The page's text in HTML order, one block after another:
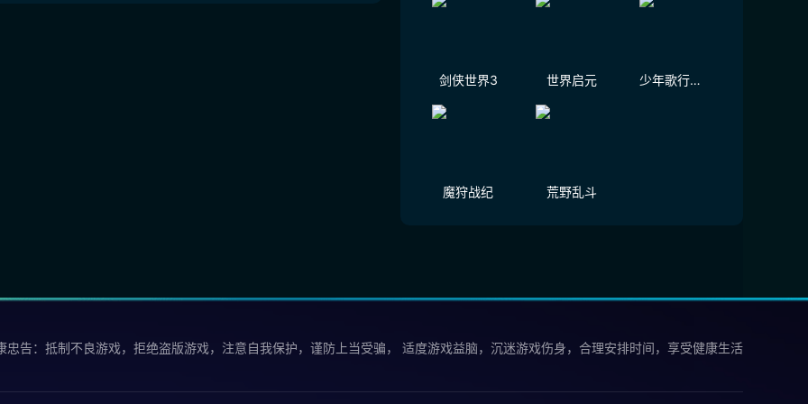
剑侠世界3 世界启元 少年歌行：风花雪月
魔狩战纪 荒野乱斗
忠告：抵制不良游戏，拒绝盗版游戏，注意自我保护，谨防上当受骗， 适度游戏益脑，沉迷游戏伤身，合理安排时间，享受健康生活